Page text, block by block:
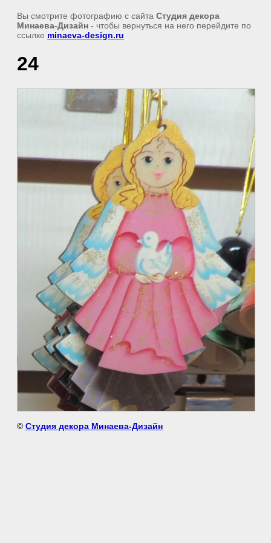
Вы смотрите фотографию с сайта Студия декора
Минаева-Дизайн - чтобы вернуться на него перейдите по
ссылке minaeva-design.ru
24
© Студия декора Минаева-Дизайн